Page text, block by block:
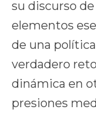
su discurso
elementos
de una
verdadero
dinámica en
presiones